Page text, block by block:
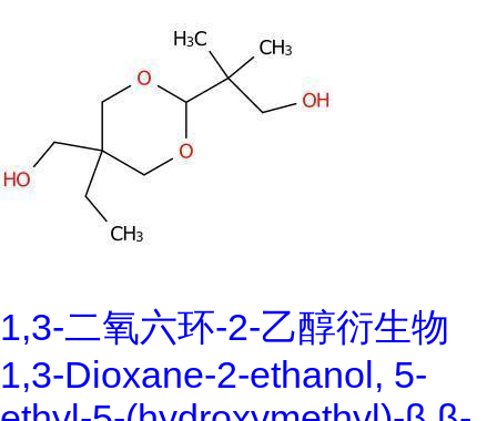
1,3-二氧六环-2-乙醇衍生物
1,3-Dioxane-2-ethanol, 5-